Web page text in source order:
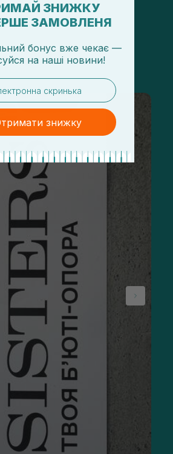
в Instagram
ЗНИЖКУ
ЗАМОВЛЕНЯ
бонус вже чекає —
на наші новини!
знижку